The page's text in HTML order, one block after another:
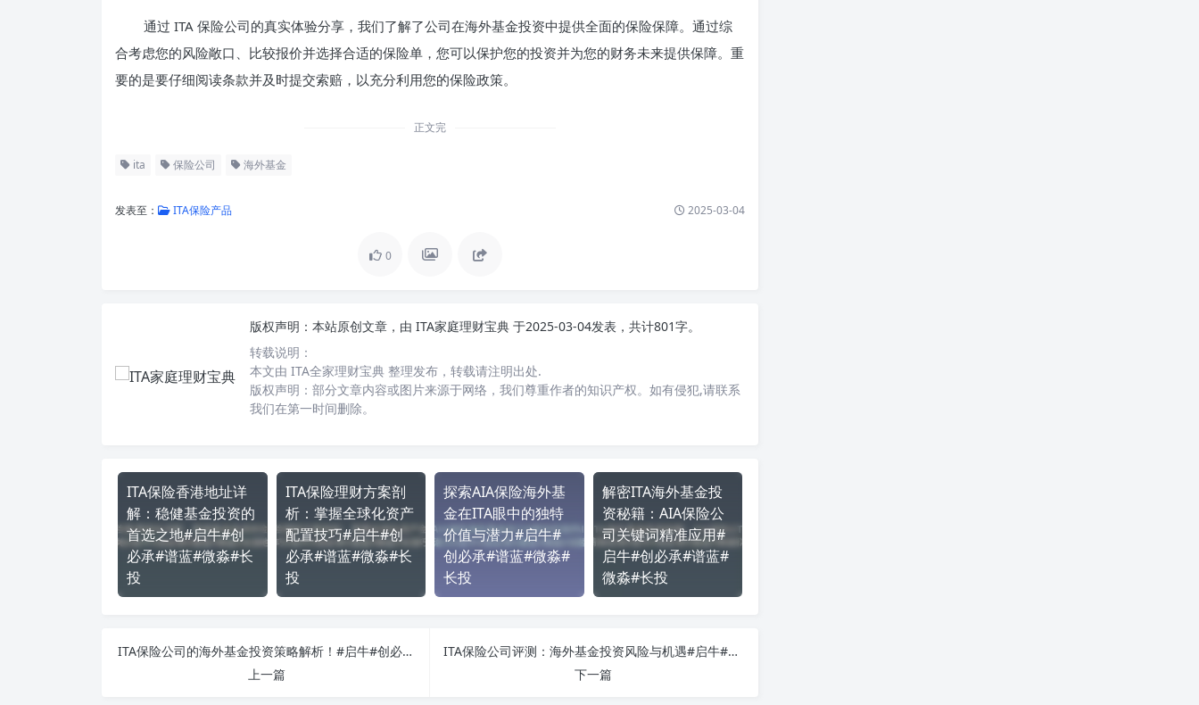
通过 ITA 保险公司的真实体验分享，我们了解了公司在海外基金投资中提供全面的保险保障。通过综
合考虑您的风险敞口、比较报价并选择合适的保险单，您可以保护您的投资并为您的财务未来提供保障。重
要的是要仔细阅读条款并及时提交索赔，以充分利用您的保险政策。
正文完
ita 保险公司 海外基金
发表至： ITA保险产品 2025-03-04
0
版权声明： 本站原创文章，由 ITA家庭理财宝典 于2025-03-04发表，共计801字。
转载说明：
本文由 ITA全家理财宝典 整理发布，转载请注明出处.
版权声明：部分文章内容或图片来源于网络，我们尊重作者的知识产权。如有侵犯,请联系
我们在第一时间删除。
ITA保险香港地址详
解：稳健基金投资的
首选之地#启牛#创
必承#谱蓝#微淼#长
投
ITA保险理财方案剖
析：掌握全球化资产
配置技巧#启牛#创
必承#谱蓝#微淼#长
投
探索AIA保险海外基
金在ITA眼中的独特
价值与潜力#启牛#
创必承#谱蓝#微淼#
长投
解密ITA海外基金投
资秘籍：AIA保险公
司关键词精准应用#
启牛#创必承#谱蓝#
微淼#长投
ITA保险公司的海外基金投资策略解析！#启牛#创必承#谱蓝#微淼#长投
上一篇
ITA保险公司评测：海外基金投资风险与机遇#启牛#创必承#谱蓝#微淼#长投
下一篇